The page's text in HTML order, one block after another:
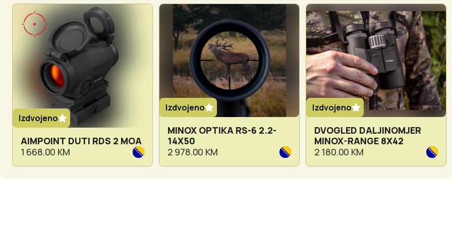
Izdvojeno
AIMPOINT DUTI RDS 2 MOA
1 668.00 KM
Izdvojeno
MINOX OPTIKA RS-6 2.2-
14X50
2 978.00 KM
Izdvojeno
DVOGLED DALJINOMJER
MINOX-RANGE 8X42
2 180.00 KM